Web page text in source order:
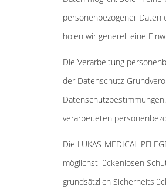
personenbezogener Daten
holen wir generell eine
Die Verarbeitung
der Datenschutz-
verarbeiteten
Die LUKAS-MEDICAL
möglichst lückenlosen
grundsätzlich